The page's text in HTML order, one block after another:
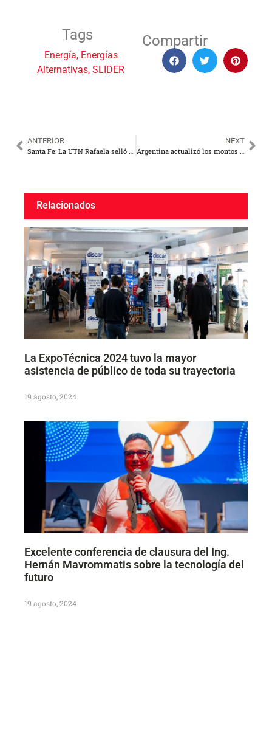
Tags
Energía, Energías
Alternativas, SLIDER
Compartir
ANTERIOR
Santa Fe: La UTN Rafaela selló un convenio de investigación con la Cooperativa Guillermo Lehmann
NEXT
Argentina actualizó los montos del Certificado de Crédito Fiscal para la generación distribuida
Relacionados
La ExpoTécnica 2024 tuvo la mayor
asistencia de público de toda su trayectoria
19 agosto, 2024
Excelente conferencia de clausura del Ing.
Hernán Mavrommatis sobre la tecnología del
futuro
19 agosto, 2024